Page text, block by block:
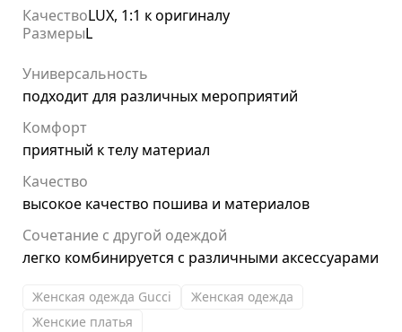
КачествоLUX, 1:1 к оригиналу
РазмерыL
Универсальность
подходит для различных мероприятий
Комфорт
приятный к телу материал
Качество
высокое качество пошива и материалов
Сочетание с другой одеждой
легко комбинируется с различными аксессуарами
Женская одежда Gucci
Женская одежда
Женские платья